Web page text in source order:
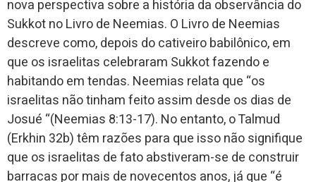
nova perspectiva sobre a história da observância do
Sukkot no Livro de Neemias. O Livro de Neemias
descreve como, depois do cativeiro babilônico, em
que os israelitas celebraram Sukkot fazendo e
habitando em tendas. Neemias relata que “os
israelitas não tinham feito assim desde os dias de
Josué “(Neemias 8:13-17). No entanto, o Talmud
(Erkhin 32b) têm razões para que isso não signifique
que os israelitas de fato abstiveram-se de construir
barracas por mais de novecentos anos, já que “é